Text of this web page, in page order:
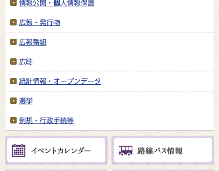
情報公開・個人情報保護
広報・発行物
広報番組
広聴
統計情報・オープンデータ
選挙
例規・行政手続等